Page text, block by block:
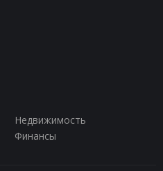
Недвижимость
Финансы